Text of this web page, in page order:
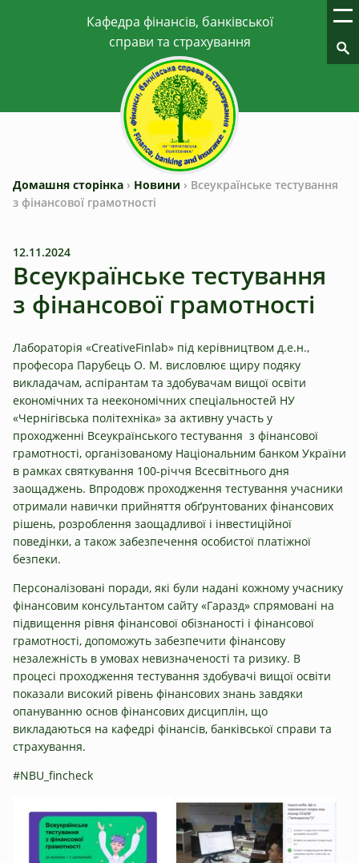
Домашня сторінка › Новини › Всеукраїнське тестування
з фінансової грамотності
12.11.2024
Всеукраїнське тестування
з фінансової грамотності
Лабораторія «CreativeFinlab» під керівництвом д.е.н.,
професора Парубець О. М. висловлює щиру подяку
викладачам, аспірантам та здобувачам вищої освіти
економічних та неекономічних спеціальностей НУ
«Чернігівська політехніка» за активну участь у
проходженні Всеукраїнського тестування з фінансової
грамотності, організованому Національним банком України
в рамках святкування 100-річчя Всесвітнього дня
заощаджень. Впродовж проходження тестування учасники
отримали навички прийняття обґрунтованих фінансових
рішень, розроблення заощадливої і інвестиційної
поведінки, а також забезпечення особистої платіжної
безпеки.
Персоналізовані поради, які були надані кожному учаснику
фінансовим консультантом сайту «Гаразд» спрямовані на
підвищення рівня фінансової обізнаності і фінансової
грамотності, допоможуть забезпечити фінансову
незалежність в умовах невизначеності та ризику. В
процесі проходження тестування здобувачі вищої освіти
показали високий рівень фінансових знань завдяки
опануванню основ фінансових дисциплін, що
викладаються на кафедрі фінансів, банківської справи та
страхування.
#NBU_fincheck